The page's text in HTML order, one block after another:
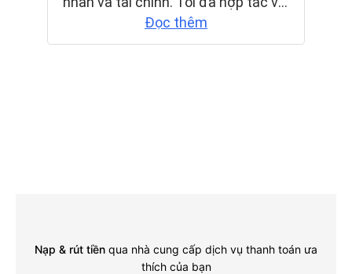
Nạp & rút tiền qua nhà cung cấp dịch vụ thanh toán ưa
thích của bạn